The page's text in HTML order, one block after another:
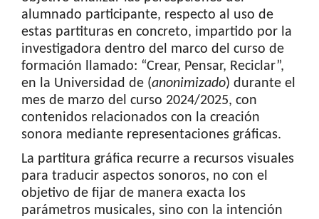
alumnado participante, respecto al uso de
estas partituras en concreto, impartido por la
investigadora dentro del marco del curso de
formación llamado: “Crear, Pensar, Reciclar”,
en la Universidad de (anonimizado) durante el
mes de marzo del curso 2024/2025, con
contenidos relacionados con la creación
sonora mediante representaciones gráficas.
La partitura gráfica recurre a recursos visuales
para traducir aspectos sonoros, no con el
objetivo de fijar de manera exacta los
parámetros musicales, sino con la intención